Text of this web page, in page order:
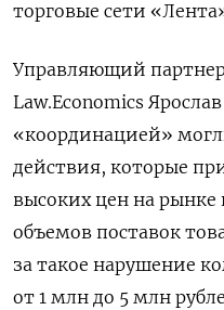
торговые сети
Управляющий
Law.Economics
«координацией»
действия, которые
высоких цен на
объемов поставок
за такое нарушение
от 1 млн до 5 млн